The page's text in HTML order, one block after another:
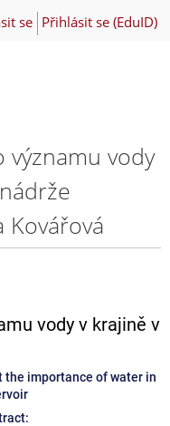
se Přihlásit se (EduID)
významu vody
Kovářová
vody v krajině v
the importance of water in